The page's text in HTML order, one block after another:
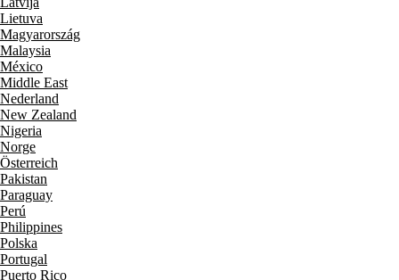
Lietuva
Magyarország
Malaysia
México
Middle East
Nederland
New Zealand
Nigeria
Norge
Österreich
Pakistan
Paraguay
Perú
Philippines
Polska
Portugal
Puerto Rico